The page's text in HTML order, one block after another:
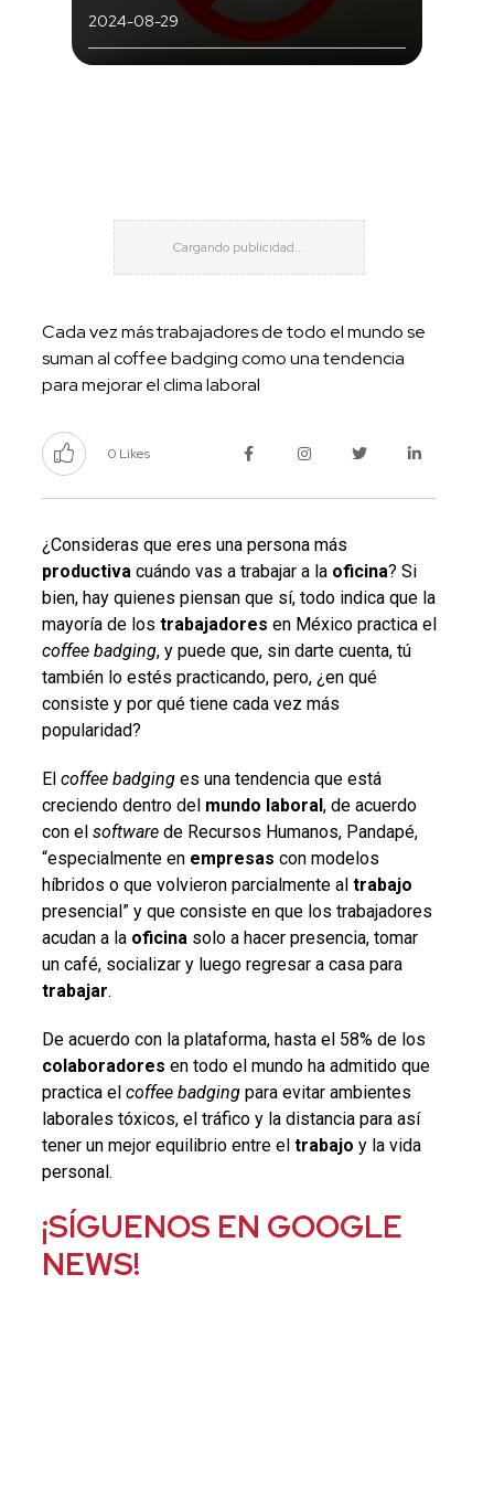
2024-08-29
Cada vez más trabajadores de todo el mundo se
suman al coffee badging como una tendencia
para mejorar el clima laboral
0 Likes
¿Consideras que eres una persona más
productiva cuándo vas a trabajar a la oficina? Si
bien, hay quienes piensan que sí, todo indica que la
mayoría de los trabajadores en México practica el
coffee badging, y puede que, sin darte cuenta, tú
también lo estés practicando, pero, ¿en qué
consiste y por qué tiene cada vez más
popularidad?
El coffee badginges una tendencia que está
creciendo dentro del mundo laboral, de acuerdo
con el softwarede Recursos Humanos, Pandapé,
“especialmente en empresas con modelos
híbridos o que volvieron parcialmente al trabajo
presencial” y que consiste en que los trabajadores
acudan a la oficina solo a hacer presencia, tomar
un café, socializar y luego regresar a casa para
trabajar.
De acuerdo con la plataforma, hasta el 58% de los
colaboradores en todo el mundo ha admitido que
practica el coffee badgingpara evitar ambientes
laborales tóxicos, el tráfico y la distancia para así
tener un mejor equilibrio entre el trabajo y la vida
personal.
¡SÍGUENOS EN GOOGLE
NEWS!